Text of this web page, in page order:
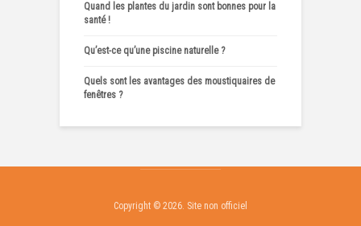
Quand les plantes du jardin sont bonnes pour la
santé !
Qu’est-ce qu’une piscine naturelle ?
Quels sont les avantages des moustiquaires de
fenêtres ?
Copyright © 2026. Site non officiel